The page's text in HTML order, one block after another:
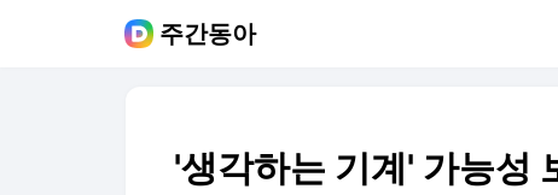
주간동아
'생각하는 기계' 가능성